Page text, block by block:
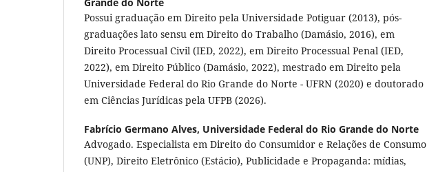
Possui graduação em Direito pela Universidade Potiguar (2013), pós-
graduações lato sensu em Direito do Trabalho (Damásio, 2016), em
Direito Processual Civil (IED, 2022), em Direito Processual Penal (IED,
2022), em Direito Público (Damásio, 2022), mestrado em Direito pela
Universidade Federal do Rio Grande do Norte - UFRN (2020) e doutorado
em Ciências Jurídicas pela UFPB (2026).
Fabrício Germano Alves, Universidade Federal do Rio Grande do Norte
Advogado. Especialista em Direito do Consumidor e Relações de Consumo
(UNP), Direito Eletrônico (Estácio), Publicidade e Propaganda: mídias,